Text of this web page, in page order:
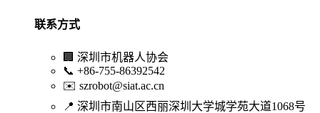
联系方式
🏢 深圳市机器人协会
📞 +86-755-86392542
✉️ szrobot@siat.ac.cn
📍 深圳市南山区西丽深圳大学城学苑大道1068号